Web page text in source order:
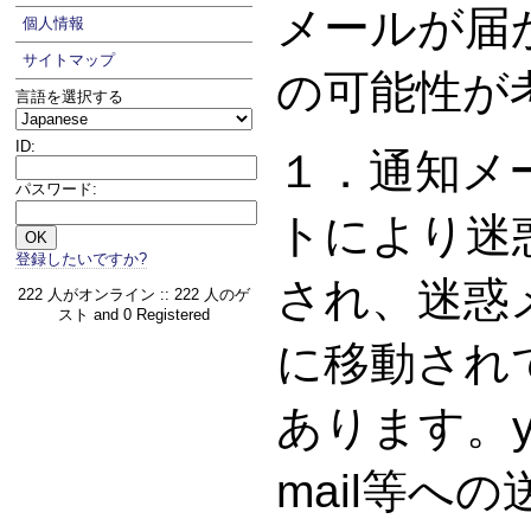
個人情報
サイトマップ
言語を選択する
ID:
パスワード:
登録したいですか?
222 人がオンライン :: 222 人のゲ
スト and 0 Registered
メールが届
の可能性が
１．通知
トにより
され、迷惑
に移動され
あります。
mail等への